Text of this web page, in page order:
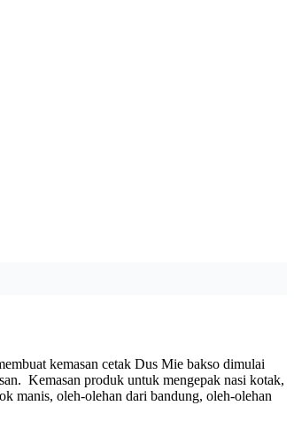
kemasan cetak Dus Mie bakso dimulai
Kemasan produk untuk mengepak nasi kotak,
manis, oleh-olehan dari bandung, oleh-olehan